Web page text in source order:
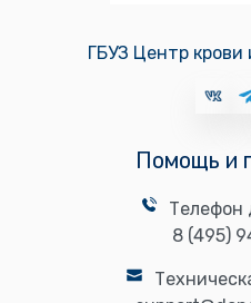
ГБУЗ Центр крови
Помощь и
Телефон
8 (495)